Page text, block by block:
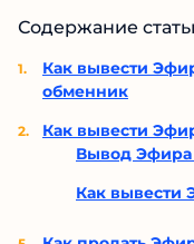
Содержание
Как вывести
обменник
Как вывести
Вывод
Как вывести